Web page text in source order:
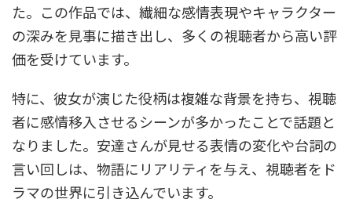
た。この作品では、繊細な感情表現やキャラクター
の深みを見事に描き出し、多くの視聴者から高い評
価を受けています。
特に、彼女が演じた役柄は複雑な背景を持ち、視聴
者に感情移入させるシーンが多かったことで話題と
なりました。安達さんが見せる表情の変化や台詞の
言い回しは、物語にリアリティを与え、視聴者をド
ラマの世界に引き込んでいます。